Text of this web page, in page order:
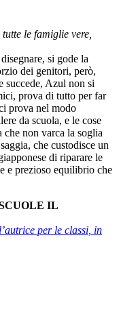
le famiglie vere,
si gode la
dei genitori, però,
succede, Azul non si
prova di tutto per far
prova nel modo
da scuola, e le cose
che non varca la soglia
che custodisce un
di riparare le
e prezioso equilibrio che
IL
per le classi, in